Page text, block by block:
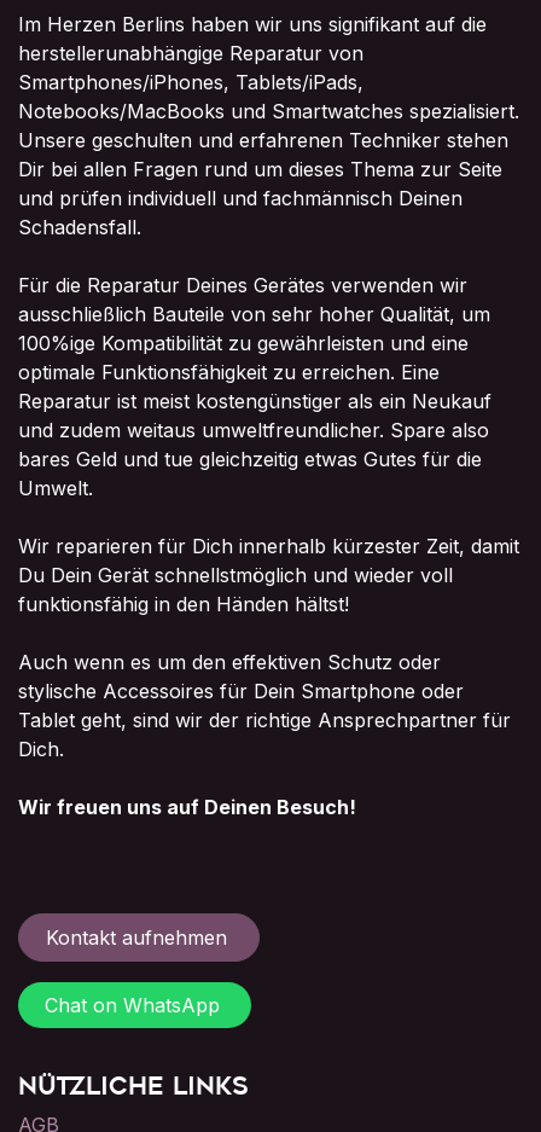
Im Herzen Berlins haben wir uns signifikant auf die
herstellerunabhängige Reparatur von
Smartphones/iPhones, Tablets/iPads,
Notebooks/MacBooks und Smartwatches spezialisiert.
Unsere geschulten und erfahrenen Techniker stehen
Dir bei allen Fragen rund um dieses Thema zur Seite
und prüfen individuell und fachmännisch Deinen
Schadensfall.
Für die Reparatur Deines Gerätes verwenden wir
ausschließlich Bauteile von sehr hoher Qualität, um
100%ige Kompatibilität zu gewährleisten und eine
optimale Funktionsfähigkeit zu erreichen. Eine
Reparatur ist meist kostengünstiger als ein Neukauf
und zudem weitaus umweltfreundlicher. Spare also
bares Geld und tue gleichzeitig etwas Gutes für die
Umwelt.
Wir reparieren für Dich innerhalb kürzester Zeit, damit
Du Dein Gerät schnellstmöglich und wieder voll
funktionsfähig in den Händen hältst!
Auch wenn es um den effektiven Schutz oder
stylische Accessoires für Dein Smartphone oder
Tablet geht, sind wir der richtige Ansprechpartner für
Dich.
Wir freuen uns auf Deinen Besuch!
Kontakt aufnehmen
Chat on WhatsApp
Nützliche Links
AGB